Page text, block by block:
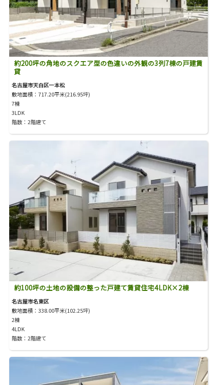
約200坪の角地のスクエア型の色違いの外観の3列7棟の戸建賃
貸
名古屋市天白区一本松
敷地面積：717.20平米(216.95坪)
7棟
3LDK
階数：2階建て
約100坪の土地の設備の整った戸建て賃貸住宅4LDK×2棟
名古屋市名東区
敷地面積：338.00平米(102.25坪)
2棟
4LDK
階数：2階建て